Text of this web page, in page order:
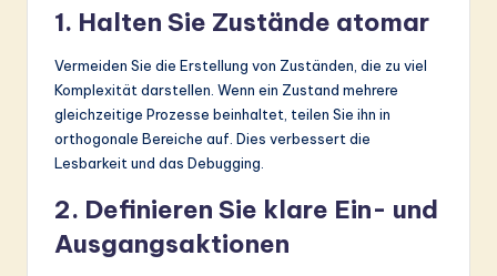
1. Halten Sie Zustände atomar
Vermeiden Sie die Erstellung von Zuständen, die zu viel
Komplexität darstellen. Wenn ein Zustand mehrere
gleichzeitige Prozesse beinhaltet, teilen Sie ihn in
orthogonale Bereiche auf. Dies verbessert die
Lesbarkeit und das Debugging.
2. Definieren Sie klare Ein- und
Ausgangsaktionen